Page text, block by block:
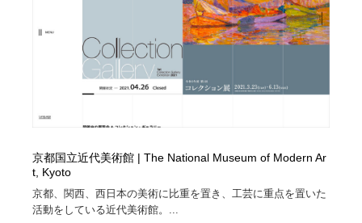
京都国立近代美術館 | The National Museum of Modern Ar
t, Kyoto
京都、関西、西日本の美術に比重を置き、工芸に重点を置いた
活動をしている近代美術館。...